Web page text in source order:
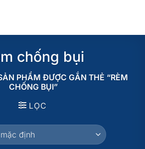
chống bụi
PHẨM ĐƯỢC GẮN THẺ “RÈM
CHỐNG BỤI”
LỌC